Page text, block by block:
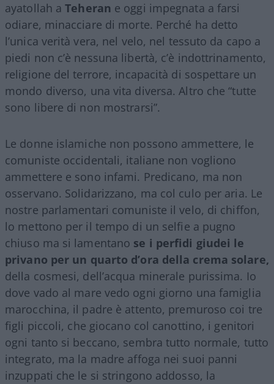
ayatollah aTeheran e oggi impegnata a farsi
odiare, minacciare di morte. Perché ha detto
l’unica verità vera, nel velo, nel tessuto da capo a
piedi non c’è nessuna libertà, c’è indottrinamento,
religione del terrore, incapacità di sospettare un
mondo diverso, una vita diversa. Altro che “tutte
sono libere di non mostrarsi”.
Le donne islamiche non possono ammettere, le
comuniste occidentali, italiane non vogliono
ammettere e sono infami. Predicano, ma non
osservano. Solidarizzano, ma col culo per aria. Le
nostre parlamentari comuniste il velo, di chiffon,
lo mettono per il tempo di un selfie a pugno
chiuso ma si lamentano se i perfidi giudei le
privano per un quarto d’ora della crema solare,
della cosmesi, dell’acqua minerale purissima. Io
dove vado al mare vedo ogni giorno una famiglia
marocchina, il padre è attento, premuroso coi tre
figli piccoli, che giocano col canottino, i genitori
ogni tanto si beccano, sembra tutto normale, tutto
integrato, ma la madre affoga nei suoi panni
inzuppati che le si stringono addosso, la